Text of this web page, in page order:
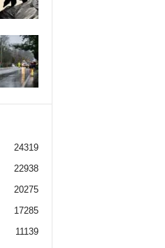
24319
22938
20275
17285
11139